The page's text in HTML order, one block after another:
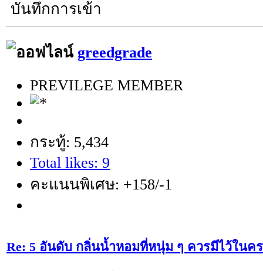
บันทึกการเข้า
greedgrade
PREVILEGE MEMBER
กระทู้: 5,434
Total likes: 9
คะแนนพิเศษ: +158/-1
Re: 5 อันดับ กลิ่นน้ำหอมที่หนุ่ม ๆ ควรมีไว้ในค